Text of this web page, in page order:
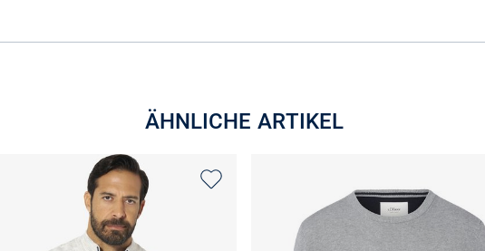
ÄHNLICHE ARTIKEL